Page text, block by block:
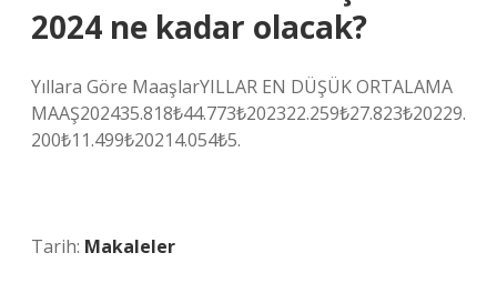
2024 ne kadar olacak?
Yıllara Göre MaaşlarYILLAR EN DÜŞÜK ORTALAMA
MAAŞ202435.818₺44.773₺202322.259₺27.823₺20229.
200₺11.499₺20214.054₺5.
Tarih: Makaleler